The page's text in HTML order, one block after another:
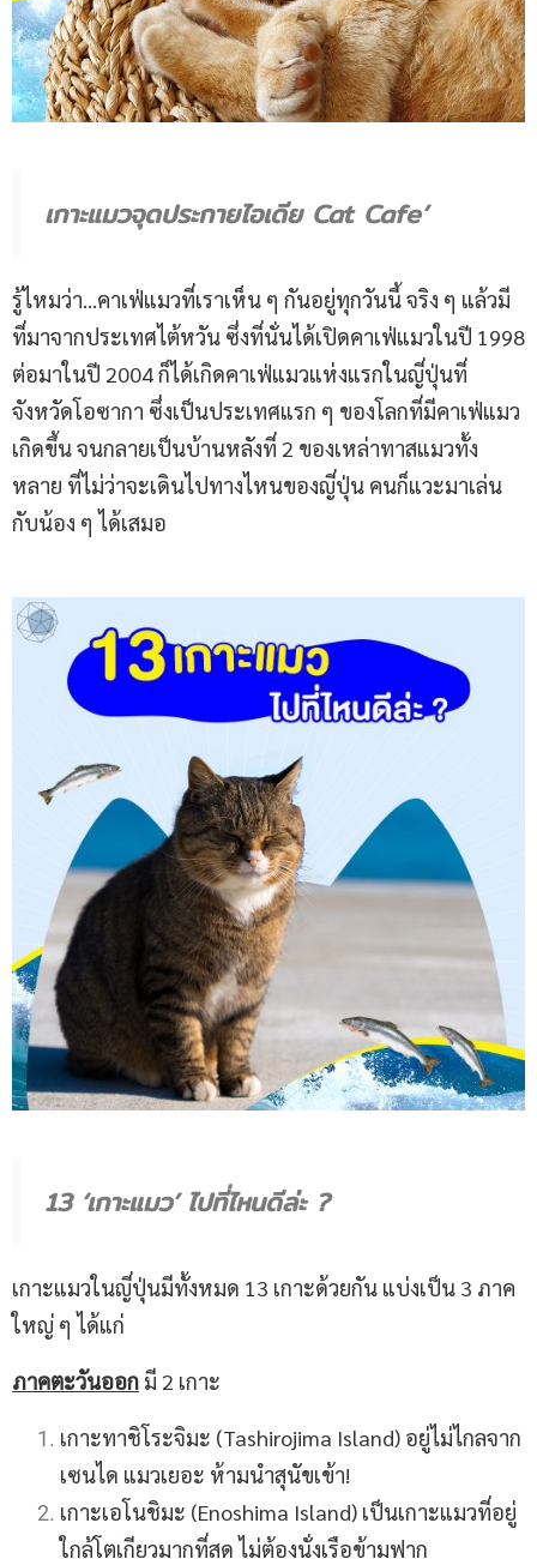
เกาะแมวจุดประกายไอเดีย Cat Cafe’
รู้ไหมว่า…คาเฟ่แมวที่เราเห็น ๆ กันอยู่ทุกวันนี้ จริง ๆ แล้วมี
ที่มาจากประเทศไต้หวัน ซึ่งที่นั่นได้เปิดคาเฟ่แมวในปี 1998
ต่อมาในปี 2004 ก็ได้เกิดคาเฟ่แมวแห่งแรกในญี่ปุ่นที่
จังหวัดโอซากา ซึ่งเป็นประเทศแรก ๆ ของโลกที่มีคาเฟ่แมว
เกิดขึ้น จนกลายเป็นบ้านหลังที่ 2 ของเหล่าทาสแมวทั้ง
หลาย ที่ไม่ว่าจะเดินไปทางไหนของญี่ปุ่น คนก็แวะมาเล่น
กับน้อง ๆ ได้เสมอ
13 ‘เกาะแมว’ ไปที่ไหนดีล่ะ ?
เกาะแมวในญี่ปุ่นมีทั้งหมด 13 เกาะด้วยกัน แบ่งเป็น 3 ภาค
ใหญ่ ๆ ได้แก่
ภาคตะวันออก มี 2 เกาะ
เกาะทาชิโระจิมะ (Tashirojima Island) อยู่ไม่ไกลจาก
เซนได แมวเยอะ ห้ามนำสุนัขเข้า!
เกาะเอโนชิมะ (Enoshima Island) เป็นเกาะแมวที่อยู่
ใกล้โตเกียวมากที่สุด ไม่ต้องนั่งเรือข้ามฟาก